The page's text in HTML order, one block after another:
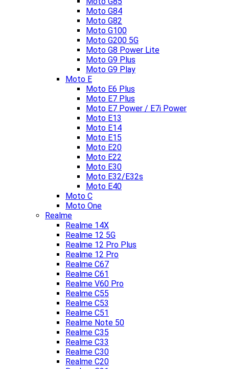
Moto G84
Moto G82
Moto G100
Moto G200 5G
Moto G8 Power Lite
Moto G9 Plus
Moto G9 Play
Moto E
Moto E6 Plus
Moto E7 Plus
Moto E7 Power / E7i Power
Moto E13
Moto E14
Moto E15
Moto E20
Moto E22
Moto E30
Moto E32/E32s
Moto E40
Moto C
Moto One
Realme
Realme 14X
Realme 12 5G
Realme 12 Pro Plus
Realme 12 Pro
Realme C67
Realme C61
Realme V60 Pro
Realme C55
Realme C53
Realme C51
Realme Note 50
Realme C35
Realme C33
Realme C30
Realme C20